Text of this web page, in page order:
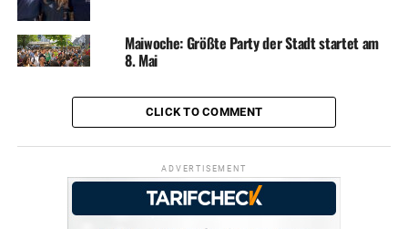
Maiwoche: Größte Party der Stadt startet am
8. Mai
CLICK TO COMMENT
ADVERTISEMENT